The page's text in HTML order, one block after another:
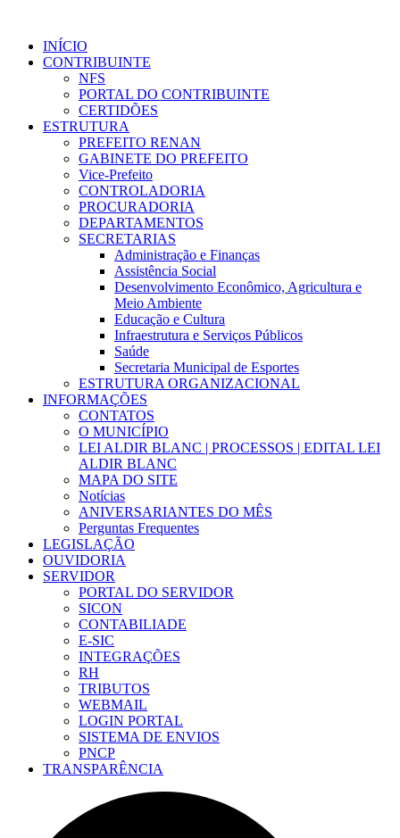
INÍCIO
CONTRIBUINTE
NFS
PORTAL DO CONTRIBUINTE
CERTIDÕES
ESTRUTURA
PREFEITO RENAN
GABINETE DO PREFEITO
Vice-Prefeito
CONTROLADORIA
PROCURADORIA
DEPARTAMENTOS
SECRETARIAS
Administração e Finanças
Assistência Social
Desenvolvimento Econômico, Agricultura e
Meio Ambiente
Educação e Cultura
Infraestrutura e Serviços Públicos
Saúde
Secretaria Municipal de Esportes
ESTRUTURA ORGANIZACIONAL
INFORMAÇÕES
CONTATOS
O MUNICÍPIO
LEI ALDIR BLANC | PROCESSOS | EDITAL LEI
ALDIR BLANC
MAPA DO SITE
Notícias
ANIVERSARIANTES DO MÊS
Perguntas Frequentes
LEGISLAÇÃO
OUVIDORIA
SERVIDOR
PORTAL DO SERVIDOR
SICON
CONTABILIADE
E-SIC
INTEGRAÇÕES
RH
TRIBUTOS
WEBMAIL
LOGIN PORTAL
SISTEMA DE ENVIOS
PNCP
TRANSPARÊNCIA